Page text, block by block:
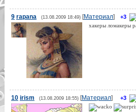
+3
9 rapana (13.08.2009 18:49)[Материал]
хакеры ломакеры
+3
10 irism (13.08.2009 18:55)[Материал]